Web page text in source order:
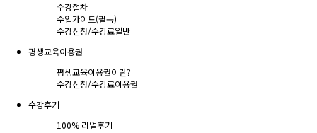
수강절차
수업가이드(필독)
수강신청/수강료일반
평생교육이용권
평생교육이용권이란?
수강신청/수강료이용권
수강후기
100% 리얼후기